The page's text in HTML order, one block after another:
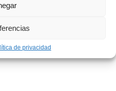
de privacidad